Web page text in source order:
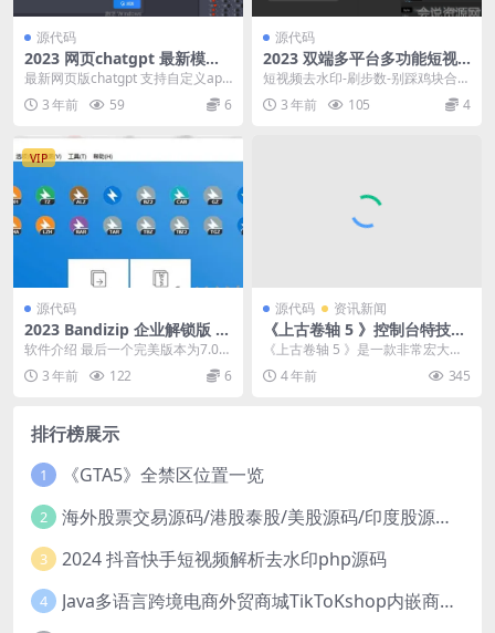
源代码
2023 网页chatgpt 最新模型
可自定义api
最新网页版chatgpt 支持自定义api
国内服务器，虚拟主机都支持搭建
ch...3 年前 59 6
源代码
2023 双端多平台多功能短视
频去水印 刷步数 别踩鸡块小
游戏合集微信小程序源码 带流
量主
短视频去水印-刷步数-别踩鸡块合集
小程序源码带流量主，可以上线成
QQ小程序也可上...
3 年前 105 4
VIP
源代码
2023 Bandizip 企业解锁版 附
密钥
软件介绍 最后一个完美版本为7.06
版本，暴力破解压缩包密码无限
制，后续的版本，...
3 年前 122 6
源代码 资讯新闻
《上古卷轴 5 》控制台特技代
码1—技能、炼金、附魔、锻
造
《上古卷轴 5 》是一款非常宏大的
史诗制开放游戏，想必有很多小伙
伴都进游戏体验过...
4 年前 345
排行榜展示
1 《GTA5》全禁区位置一览
2 海外股票交易源码/港股泰股/美股源码/印度股源码/马拉西亚股票源码/国际股票配资
3 2024 抖音快手短视频解析去水印php源码
4 Java多语言跨境电商外贸商城TikToKshop内嵌商城I商家入驻I一键铺